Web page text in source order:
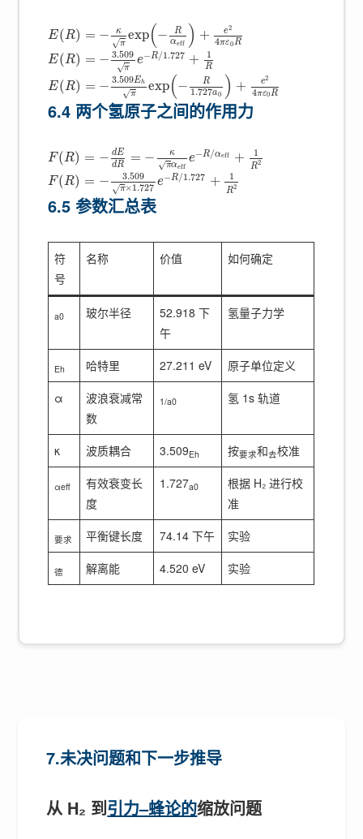
E(R) = −
κ
π
√ exp(−
R
αeff ) + e2
4πε0R
E(R) = − 3.509
π
√
e−R/1.727 + 1
R
E(R) = − 3.509Eh
π
√ exp(− R
1.727a0 ) + e2
4πε0R
6.4 两个氢原子之间的作用力
F(R) = − dE
dR = −
κ
π
√ αeff
e−R/αeff + 1
R2
F(R) = − 3.509
π
√ ×1.727 e−R/1.727 + 1
R2
6.5 参数汇总表
符
号
名称 价值 如何确定
a0 玻尔半径
52.918 下
午
氢量子力学
Eh 哈特里 27.211 eV
原子单位定义
α
波浪衰减常
数
1/a0 氢 1s 轨道
κ 波质耦合 3.509Eh 按要求和去校准
αeff
有效衰变长
度
1.727a0
根据 H₂ 进行校
准
要求 平衡键长度 74.14 下午 实验
德 解离能 4.520 eV 实验
7.未决问题和下一步推导
从 H₂ 到引力–蜂论的缩放问题